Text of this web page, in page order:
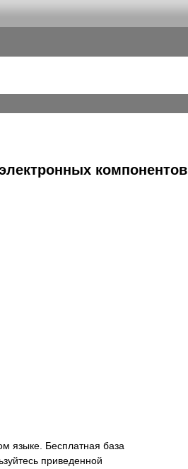
компонентов
языке. Бесплатная база
приведенной